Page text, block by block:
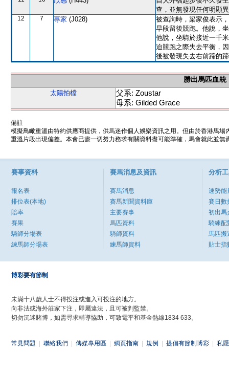
查，並無發現任何明顯
12 7 專家 (J028)
被查詢時，梁家俊表示
早段留後競跑。他說，
他說，坐騎於接近一千
迫競跑之際失去平衡，
後被發現失去右前蹄的
勝出馬匹血統
太陽拍檔
父系: Zoustar
母系: Gilded Grace
備註
模擬鳥瞰重溫由特約供應商提供，供馬迷作個人娛樂資訊之用。但由於香港馬
重溫片段出現偏差。本會已盡一切努力務求有關資料盡可能準確，馬會就此並
賽事資料
報名表
排位表(本地)
賠率
賽果
騎師分場表
練馬師分場表
賽馬消息及資訊
賽馬消息
賽馬新聞資料庫
主要賽事
馬匹資料
騎師資料
練馬師資料
分析
速勢能
賽日數
初出馬
騎練配
馬匹搬
貼士指
博彩要有節制
未滿十八歲人士不得投注或進入可投注的地方。
向非法或海外莊家下注，即屬違法，且可被判監禁。
切勿沉迷賭博，如需尋求輔導協助，可致電平和基金熱線1834 633。
常見問題 聯絡我們 傳媒專用區 網頁指南 規例 提倡有節制博彩 私